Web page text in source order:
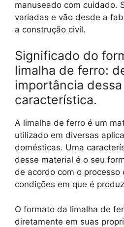
manuseado com cuidado.
variadas e vão desde a
a construção civil.
Significado do
limalha de ferro:
importância dessa
característica.
A limalha de ferro é um
utilizado em diversas
domésticas. Uma
desse material é o seu
de acordo com o processo
condições em que é
O formato da limalha de
diretamente em suas